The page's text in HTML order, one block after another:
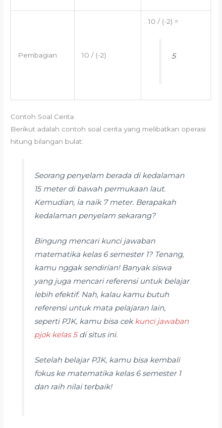
Pembagian 10 / (-2)
10 / (-2) =
5
Contoh Soal Cerita
Berikut adalah contoh soal cerita yang melibatkan operasi
hitung bilangan bulat:
Seorang penyelam berada di kedalaman
15 meter di bawah permukaan laut.
Kemudian, ia naik 7 meter. Berapakah
kedalaman penyelam sekarang?
Bingung mencari kunci jawaban
matematika kelas 6 semester 1? Tenang,
kamu nggak sendirian! Banyak siswa
yang juga mencari referensi untuk belajar
lebih efektif. Nah, kalau kamu butuh
referensi untuk mata pelajaran lain,
seperti PJK, kamu bisa cekkunci jawaban
pjok kelas 5di situs ini.
Setelah belajar PJK, kamu bisa kembali
fokus ke matematika kelas 6 semester 1
dan raih nilai terbaik!